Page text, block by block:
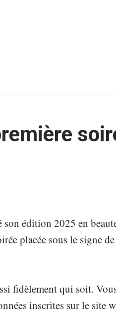
son édition 2025 en
placée sous le signe
fidèlement qui soit.
inscrites sur le site